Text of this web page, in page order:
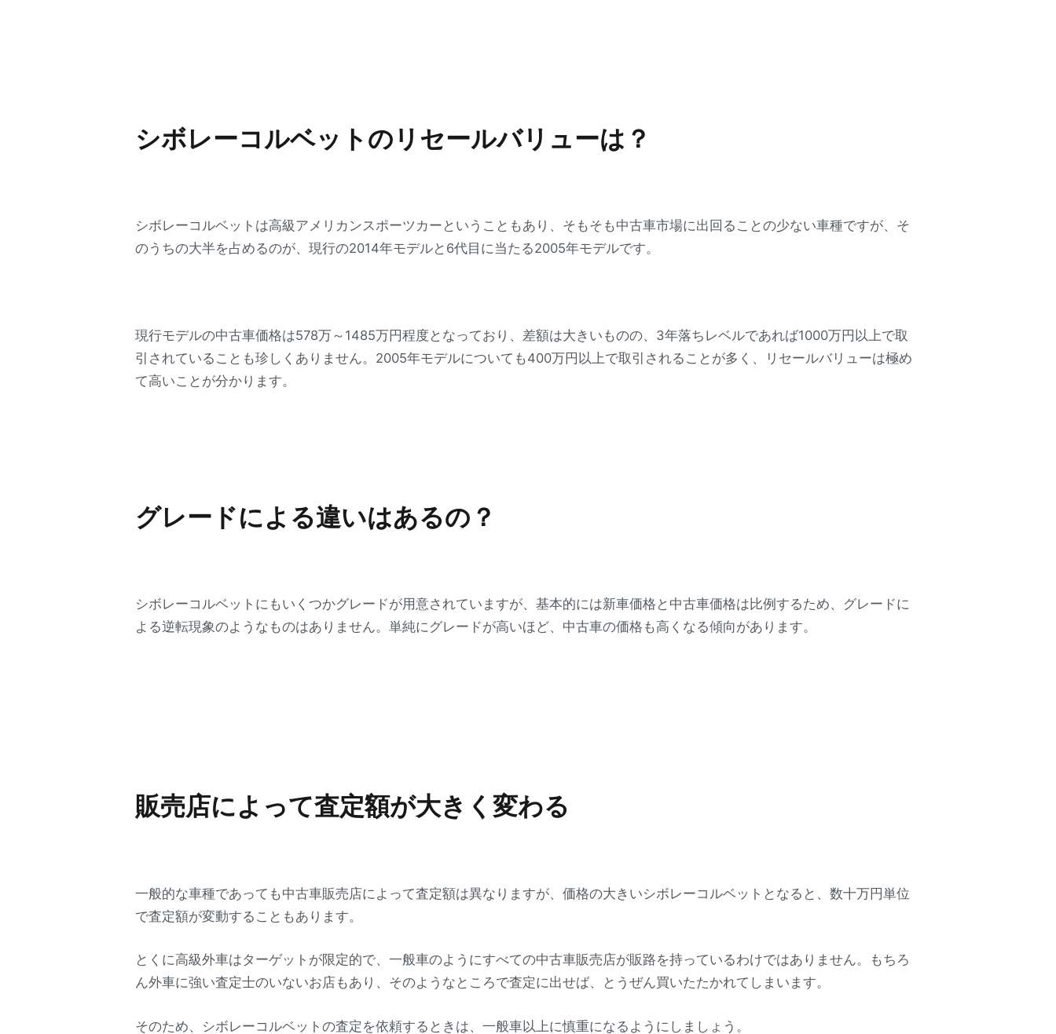
シボレーコルベットのリセールバリューは？
シボレーコルベットは高級アメリカンスポーツカーということもあり、そもそも中古車市場に出回ることの少ない車種ですが、そ
のうちの大半を占めるのが、現行の2014年モデルと6代目に当たる2005年モデルです。
現行モデルの中古車価格は578万～1485万円程度となっており、差額は大きいものの、3年落ちレベルであれば1000万円以上で取
引されていることも珍しくありません。2005年モデルについても400万円以上で取引されることが多く、リセールバリューは極め
て高いことが分かります。
グレードによる違いはあるの？
シボレーコルベットにもいくつかグレードが用意されていますが、基本的には新車価格と中古車価格は比例するため、グレードに
よる逆転現象のようなものはありません。単純にグレードが高いほど、中古車の価格も高くなる傾向があります。
販売店によって査定額が大きく変わる
一般的な車種であっても中古車販売店によって査定額は異なりますが、価格の大きいシボレーコルベットとなると、数十万円単位
で査定額が変動することもあります。
とくに高級外車はターゲットが限定的で、一般車のようにすべての中古車販売店が販路を持っているわけではありません。もちろ
ん外車に強い査定士のいないお店もあり、そのようなところで査定に出せば、とうぜん買いたたかれてしまいます。
そのため、シボレーコルベットの査定を依頼するときは、一般車以上に慎重になるようにしましょう。